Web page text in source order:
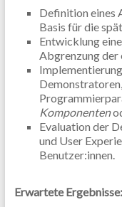
Definition eines
Basis für die
Entwicklung
Abgrenzung der
Komponenten
Evaluation der
und User
Benutzer:innen.
Erwartete Ergebnisse: